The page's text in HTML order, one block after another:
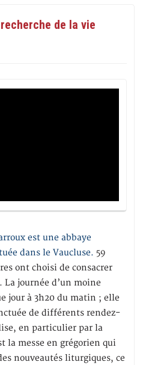
de la vie
est une abbaye
dans le Vaucluse. 59
ont choisi de consacrer
La journée d’un moine
jour à 3h20 du matin ; elle
de différents rendez-
en particulier par la
la messe en grégorien qui
nouveautés liturgiques, ce